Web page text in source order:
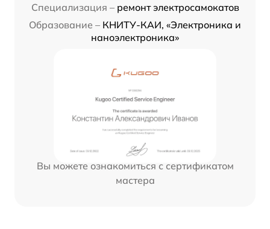
Специализация – ремонт электросамокатов
Образование – КНИТУ-КАИ, «Электроника и
наноэлектроника»
Вы можете ознакомиться с сертификатом
мастера